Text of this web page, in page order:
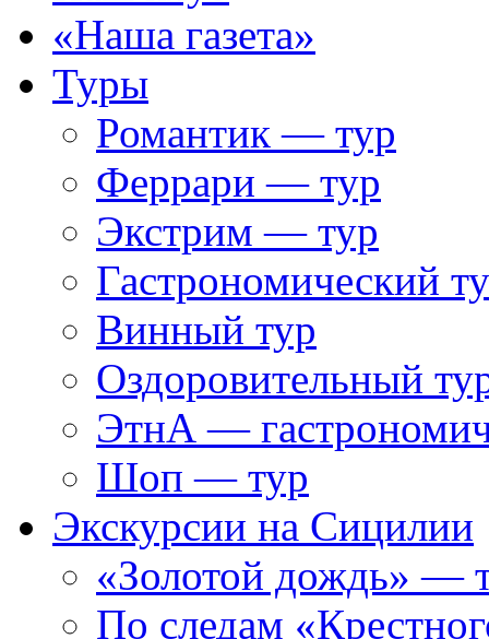
«Наша газета»
Туры
Романтик — тур
Феррари — тур
Экстрим — тур
Гастрономический
Винный тур
Оздоровительный
ЭтнА —
Шоп — тур
Экскурсии на Сицилии
«Золотой дождь» —
По следам